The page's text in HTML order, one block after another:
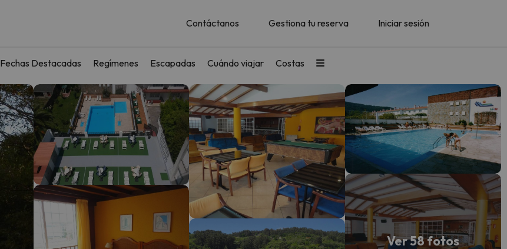
Contáctanos Gestiona tu reserva Iniciar sesión
Fechas Destacadas Regímenes Escapadas Cuándo viajar Costas
Ver 58 fotos